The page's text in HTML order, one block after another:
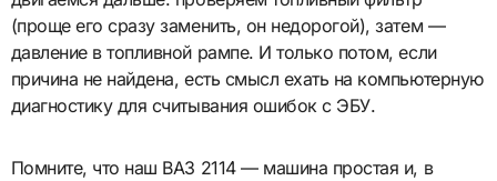
(проще его сразу заменить, он недорогой), затем —
давление в топливной рампе. И только потом, если
причина не найдена, есть смысл ехать на компьютерную
диагностику для считывания ошибок с ЭБУ.
Помните, что наш ВАЗ 2114 — машина простая и, в